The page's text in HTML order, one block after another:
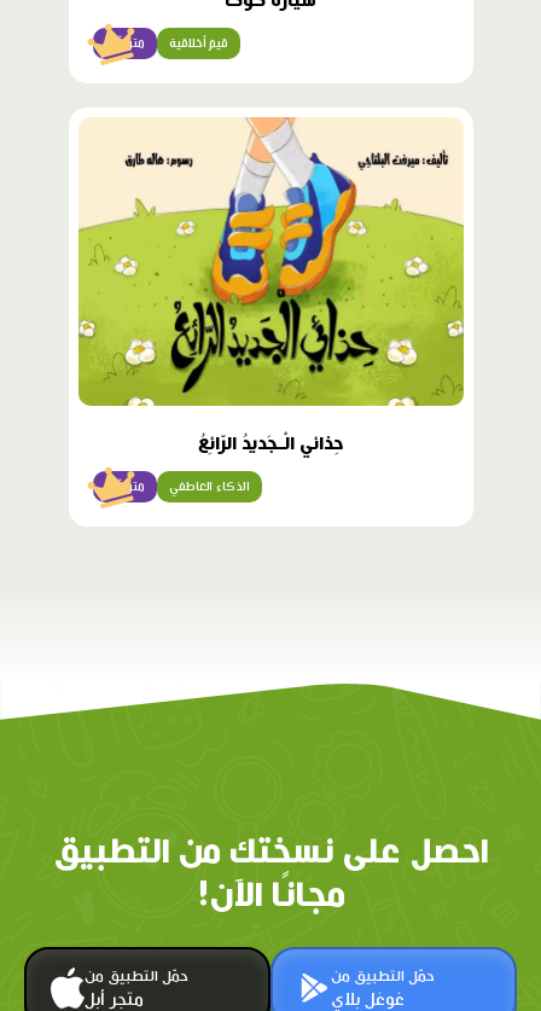
متوسّط قيم أخلاقية
محتوى
مميّز
حِذائي الْـجَديدُ الرّائِعُ
متوسّط الذكاء العاطفي
احصل على نسختك من التطبيق
مجانًا الآن!
حمّل التطبيق من
متجر أبل
حمّل التطبيق من
غوغل بلاي